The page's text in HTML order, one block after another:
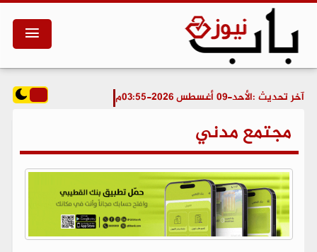
آخر تحديث :الأحد-09 أغسطس 2026-03:55م
مجتمع مدني